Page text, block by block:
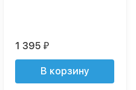
1 395₽
В корзину